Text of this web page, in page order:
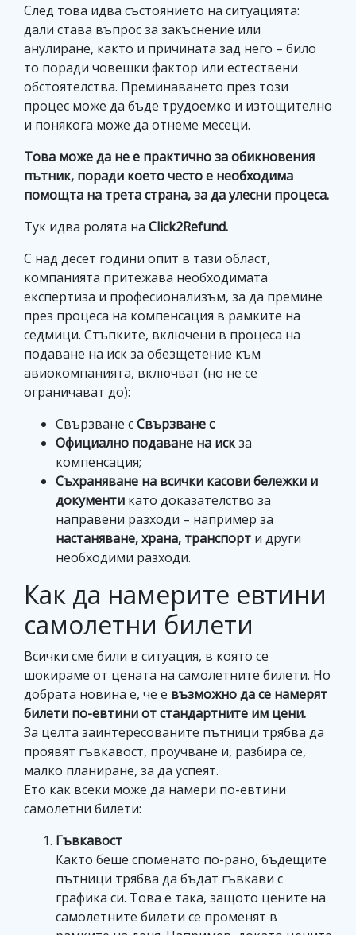
След това идва състоянието на ситуацията:
дали става въпрос за закъснение или
анулиране, както и причината зад него – било
то поради човешки фактор или естествени
обстоятелства. Преминаването през този
процес може да бъде трудоемко и изтощително
и понякога може да отнеме месеци.
Това може да не е практично за обикновения
пътник, поради което често е необходима
помощта на трета страна, за да улесни процеса.
Тук идва ролята на Click2Refund.
С над десет години опит в тази област,
компанията притежава необходимата
експертиза и професионализъм, за да премине
през процеса на компенсация в рамките на
седмици. Стъпките, включени в процеса на
подаване на иск за обезщетение към
авиокомпанията, включват (но не се
ограничават до):
Свързване сСвързване с
Официално подаване на искза
компенсация;
Съхраняване на всички касови бележки и
документи като доказателство за
направени разходи – например за
настаняване, храна, транспорт и други
необходими разходи.
Как да намерите евтини
самолетни билети
Всички сме били в ситуация, в която се
шокираме от цената на самолетните билети. Но
добрата новина е, че e възможно да се намерят
билети по-евтини от стандартните им цени.
За целта заинтересованите пътници трябва да
проявят гъвкавост, проучване и, разбира се,
малко планиране, за да успеят.
Ето как всеки може да намери по-евтини
самолетни билети:
Гъвкавост
Както беше споменато по-рано, бъдещите
пътници трябва да бъдат гъвкави с
графика си. Това е така, защото цените на
самолетните билети се променят в